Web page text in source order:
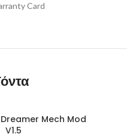
Card
Mech Mod
V1.5